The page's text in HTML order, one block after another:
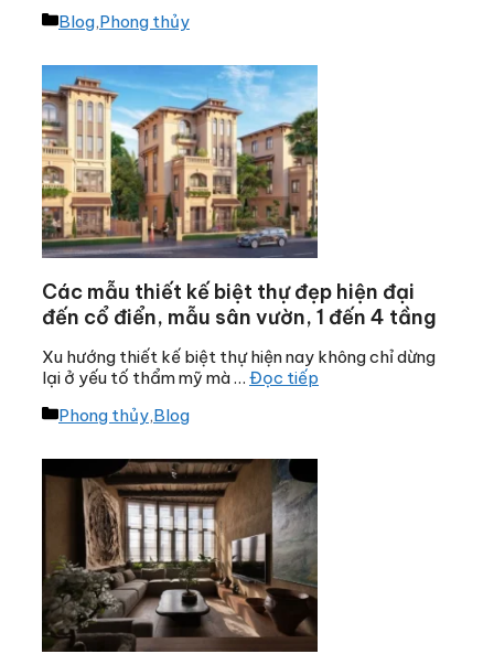
Danh
Blog,Phong thủy
Các mẫu thiết kế biệt thự đẹp hiện đại
đến cổ điển, mẫu sân vườn, 1 đến 4 tầng
Xu hướng thiết kế biệt thự hiện nay không chỉ dừng
lại ở yếu tố thẩm mỹ mà … Đọc tiếp
Danh
Phong thủy,Blog